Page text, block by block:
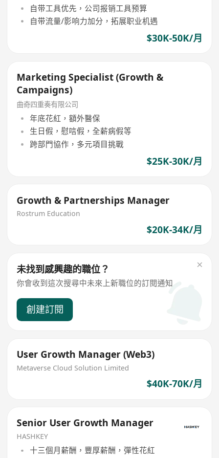
自带工具优先，公司报销工具预算
自带流量/影响力加分，拓展职业机遇
$30K-50K/月
Marketing Specialist (Growth &
Campaigns)
曲奇四重奏有限公司
年底花紅，額外醫保
生日假，慰唁假，全薪病假等
跨部門協作，多元項目挑戰
$25K-30K/月
Growth & Partnerships Manager
Rostrum Education
$20K-34K/月
未找到感興趣的職位？
你會收到這次搜尋中未來上新職位的訂閱通知
創建訂閱
User Growth Manager (Web3)
Metaverse Cloud Solution Limited
$40K-70K/月
Senior User Growth Manager
HASHKEY
十三個月薪酬，豐厚薪酬，彈性花紅